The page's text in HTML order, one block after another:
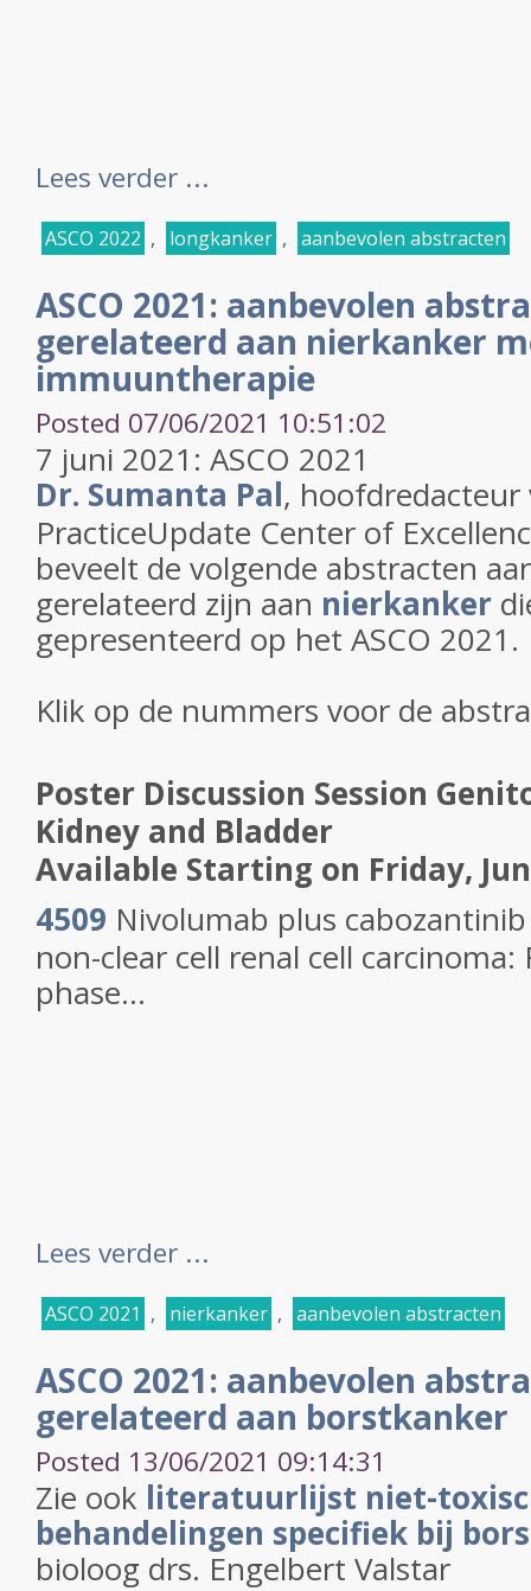
Lees verder ...
ASCO 2022 , longkanker , aanbevolen abstracten
ASCO 2021: aanbevolen
gerelateerd aan nierkanker
immuuntherapie
Posted 07/06/2021 10:51:02
7 juni 2021: ASCO 2021
Dr. Sumanta Pal, hoofdredacteur
PracticeUpdate Center of
beveelt de volgende abstracten
gerelateerd zijn aan nierkanker
gepresenteerd op het ASCO 2021.
Klik op de nummers voor de
Poster Discussion Session
Kidney and Bladder
Available Starting on Friday,
4509 Nivolumab plus
non-clear cell renal cell carcinoma:
phase...
Lees verder ...
ASCO 2021 , nierkanker , aanbevolen abstracten
ASCO 2021: aanbevolen
gerelateerd aan borstkanker
Posted 13/06/2021 09:14:31
Zie ook literatuurlijst niet-
behandelingen specifiek bij
bioloog drs. Engelbert Valstar